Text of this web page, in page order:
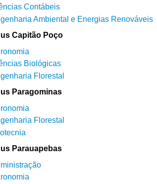
Contábeis
Ambiental e Energias Renováveis
Capitão Poço
Biológicas
Florestal
Paragominas
Florestal
Parauapebas